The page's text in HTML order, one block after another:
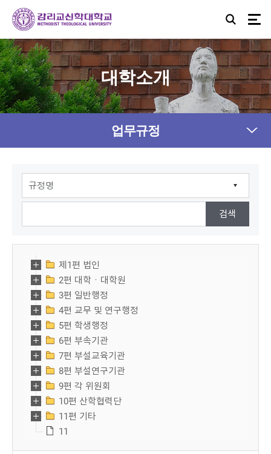
대학소개
업무규정
제1편 법인
2편 대학ㆍ대학원
3편 일반행정
4편 교무 및 연구행정
5편 학생행정
6편 부속기관
7편 부설교육기관
8편 부설연구기관
9편 각 위원회
10편 산학협력단
11편 기타
11